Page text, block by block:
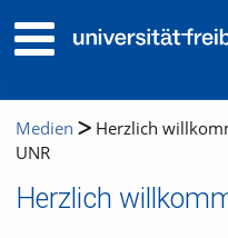
Medien
Herzlich
UNR